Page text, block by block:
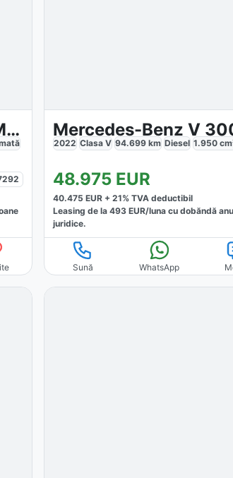
Mercedes-Benz V 300d Lang 4Matic
2022 Clasa V 94.699km Diesel 1.950
48.975EUR
40.475 EUR + 21% TVA deductibil
Leasing de la 493EUR/lunacu dobăndă
juridice.
Sună WhatsApp